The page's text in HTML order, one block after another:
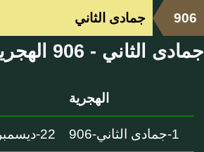
906 جمادى الثاني
جمادى الثاني - 906 الهجرية
الهجرية
1-جمادى الثاني-906 22-ديسمبر-1500